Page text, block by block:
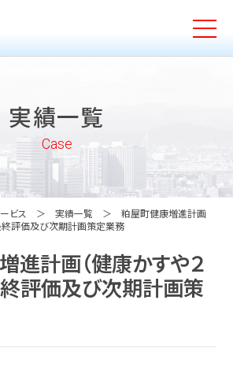
実績一覧
Case
ビス 実績一覧
粕屋町健康増進計画
終評価及び次期計画策定業務
進計画（健康かすや２
終評価及び次期計画策